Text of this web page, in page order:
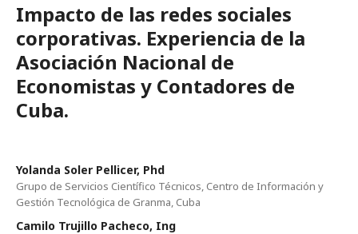
Impacto de las redes sociales
corporativas. Experiencia de la
Asociación Nacional de
Economistas y Contadores de
Cuba.
Yolanda Soler Pellicer, Phd
Grupo de Servicios Científico Técnicos, Centro de Información y
Gestión Tecnológica de Granma, Cuba
Camilo Trujillo Pacheco, Ing